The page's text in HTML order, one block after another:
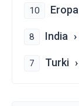
10 Eropa
8 India
7 Turki